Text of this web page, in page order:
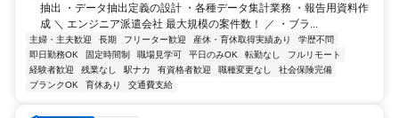
抽出 ・データ抽出定義の設計 ・各種データ集計業務 ・報告用資料作
成 ＼ エンジニア派遣会社 最大規模の案件数！ ／ ・ブラ...
主婦・主夫歓迎 長期 フリーター歓迎 産休・育休取得実績あり
学歴不問
即日勤務OK
固定時間制 職場見学可 平日のみOK 転勤なし
フルリモート
経験者歓迎
残業なし 駅ナカ 有資格者歓迎 職種変更なし
社会保険完備
ブランクOK
育休あり 交通費支給